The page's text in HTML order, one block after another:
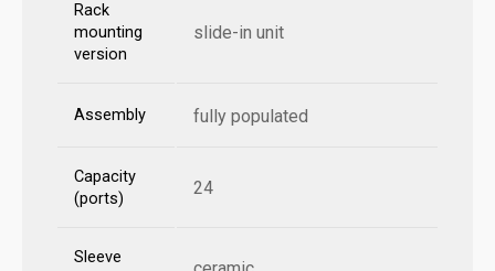
Rack
mounting
version
slide-in unit
Assembly fully populated
Capacity
(ports)
24
Sleeve